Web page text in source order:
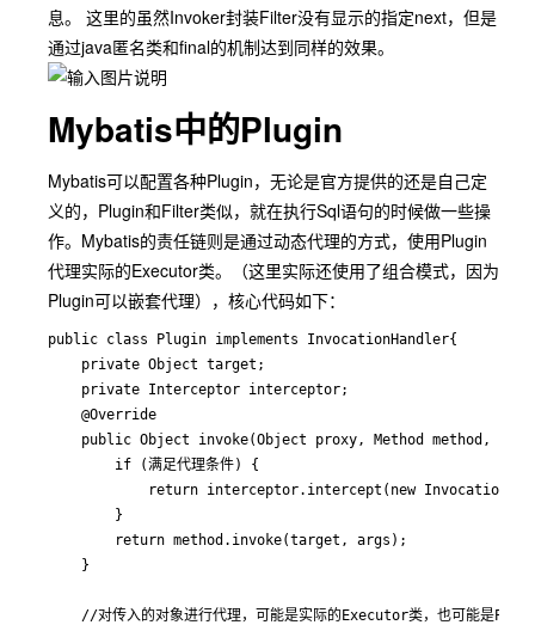
息。 这里的虽然Invoker封装Filter没有显示的指定next，但是
通过java匿名类和final的机制达到同样的效果。
Mybatis中的Plugin
Mybatis可以配置各种Plugin，无论是官方提供的还是自己定
义的，Plugin和Filter类似，就在执行Sql语句的时候做一些操
作。Mybatis的责任链则是通过动态代理的方式，使用Plugin
代理实际的Executor类。（这里实际还使用了组合模式，因为
Plugin可以嵌套代理），核心代码如下：
public class Plugin implements InvocationHandler{
    private Object target;
    private Interceptor interceptor;
    @Override
public Object invoke(Object proxy, Method
        if (满足代理条件) {
return interceptor.intercept(new
        }
        return method.invoke(target, args);
    }
//对传入的对象进行代理，可能是实际的Executor类，也可能是